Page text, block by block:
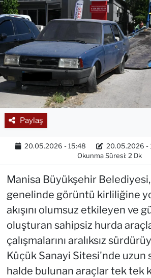
Paylaş
20.05.2026 - 15:48 20.05.2026 -
Okunma Süresi: 2 Dk
Manisa Büyükşehir
genelinde görüntü kirliliğine
akışını olumsuz etkileyen ve
oluşturan sahipsiz hurda
çalışmalarını aralıksız
Küçük Sanayi Sitesi'nde uzun
halde bulunan araçlar tek tek